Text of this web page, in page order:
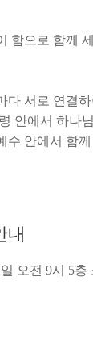
함으로 함께
다 서로 연결
안에서 하나
수 안에서 함
내
오전 9시 5층